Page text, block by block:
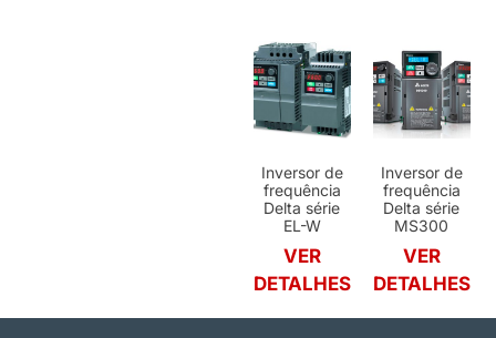
Inversor de
frequência
Delta série
EL-W
VER
DETALHES
Inversor de
frequência
Delta série
MS300
VER
DETALHES